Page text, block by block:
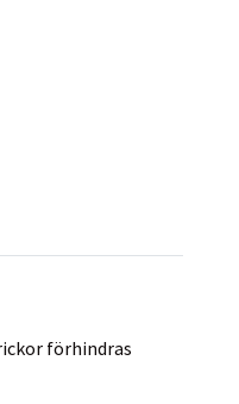
förhindras